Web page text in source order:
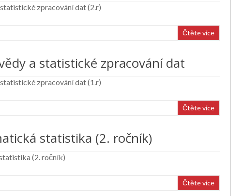
zpracování dat (2.r)
Čtěte více
a statistické zpracování dat
zpracování dat (1.r)
Čtěte více
statistika (2. ročník)
(2. ročník)
Čtěte více